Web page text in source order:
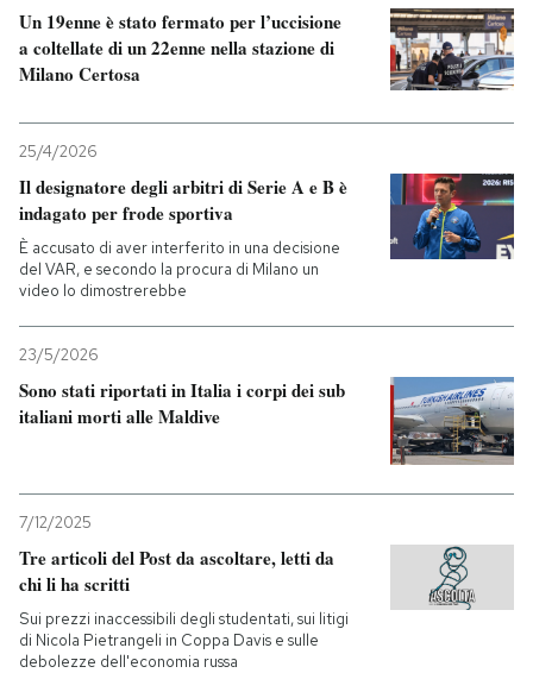
Un 19enne è stato fermato per l’uccisione
a coltellate di un 22enne nella stazione di
Milano Certosa
25/4/2026
Il designatore degli arbitri di Serie A e B è
indagato per frode sportiva
È accusato di aver interferito in una decisione
del VAR, e secondo la procura di Milano un
video lo dimostrerebbe
23/5/2026
Sono stati riportati in Italia i corpi dei sub
italiani morti alle Maldive
7/12/2025
Tre articoli del Post da ascoltare, letti da
chi li ha scritti
Sui prezzi inaccessibili degli studentati, sui litigi
di Nicola Pietrangeli in Coppa Davis e sulle
debolezze dell'economia russa